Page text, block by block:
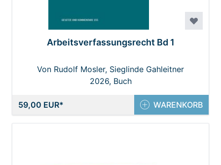
Arbeitsverfassungsrecht Bd 1
Von Rudolf Mosler, Sieglinde Gahleitner
2026, Buch
59,00 EUR WARENKORB